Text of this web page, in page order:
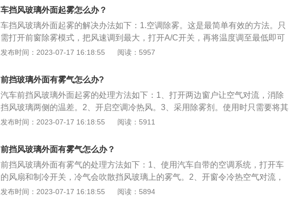
玻璃上形成一层透明的护膜，防止雾气形成。4、洗洁精配合干布擦，拿洗洁精
兑水，用海绵均匀涂抹于车玻璃上，等干后用擦车毛巾擦干净，不会留水印，可
有效保持20小时不结雾。
车挡风玻璃外面起雾怎么办？
车挡风玻璃外面起雾的解决办法如下：1.空调除雾。这是最简单有效的方法。只
需打开前窗除雾模式，把风速调到最大，打开A/C开关，再将温度调至最低即可
除雾。另外部分车型后风挡以及外后视镜配有电加热，只要点击开关开启后大概
温差，为减弱雾气形成条件，这种方法相对较为经济，但是真正适合的情况比较
少。3.除雾剂除雾。最好的方法是提前通过除雾剂做到预防。它的原理是使用表
面活性剂的方法，在玻璃表面滞留一定的保护膜，改变水分子表面张力，使雾珠
凝聚成大水珠，从而不遮挡视线。4.洗洁精自制除雾剂。如果没有除雾剂，那么
可以通过将洗洁精兑水的方法，按照1:6的比例将洗洁精和水配比，装在瓶子里，
发布时间：2023-07-17 16:18:55 阅读：5957
前挡玻璃外面有雾气怎么办?
汽车前挡风玻璃外面起雾的处理方法如下：1、打开两边窗户让空气对流，消除
挡风玻璃两侧的温差。2、开启空调冷热风。3、采用除雾剂。使用时只需要将其
均匀喷在玻璃表面，然后用干毛巾擦拭干净。4、用肥皂水擦拭玻璃。5、用毛巾
水。2、用高压喷瓶将玻璃清洁剂溶液均匀的喷到玻璃上。3、用柔软布仔细擦干
水分。
发布时间：2023-07-17 16:18:55 阅读：5911
前挡风玻璃外面有雾气怎么办？
前挡风玻璃外面有雾气的处理方法如下：1、使用汽车自带的空调系统，打开车
的风扇和制冷开关，冷气会吹散挡风玻璃上的雾气。2、开窗令冷热空气对流，
将两侧车窗打一条缝隙，使车内的空气进行对流，车内的温度接近车外温度，雾
发布时间：2023-07-17 16:18:55 阅读：5894